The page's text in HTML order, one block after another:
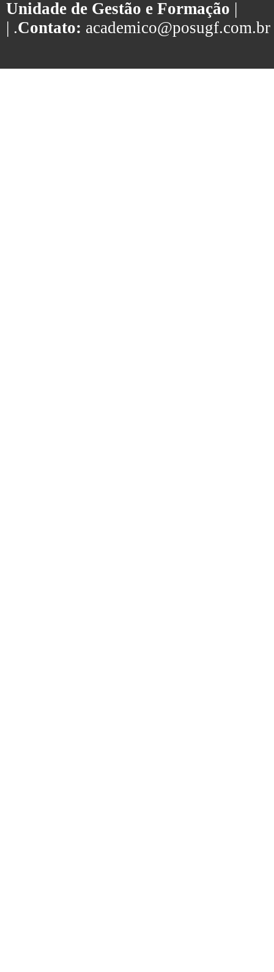
Unidade de Gestão e Formação |
| .Contato: academico@posugf.com.br